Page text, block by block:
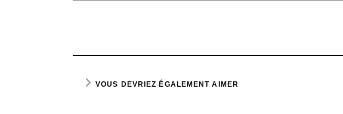
VOUS DEVRIEZ ÉGALEMENT AIMER